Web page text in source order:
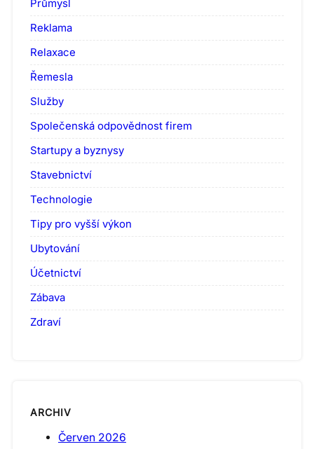
Průmysl
Reklama
Relaxace
Řemesla
Služby
Společenská odpovědnost firem
Startupy a byznysy
Stavebnictví
Technologie
Tipy pro vyšší výkon
Ubytování
Účetnictví
Zábava
Zdraví
ARCHIV
Červen 2026